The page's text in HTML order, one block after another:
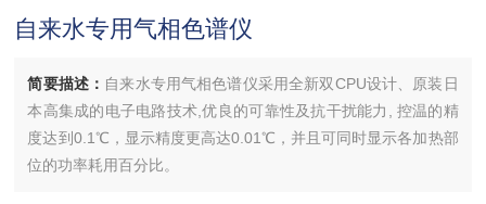
自来水专用气相色谱仪
简要描述： 自来水专用气相色谱仪采用全新双CPU设计、原装日
本高集成的电子电路技术,优良的可靠性及抗干扰能力, 控温的精
度达到0.1℃，显示精度更高达0.01℃，并且可同时显示各加热部
位的功率耗用百分比。